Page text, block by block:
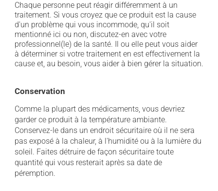
Chaque personne peut réagir différemment à un
traitement. Si vous croyez que ce produit est la cause
d'un problème qui vous incommode, qu'il soit
mentionné ici ou non, discutez-en avec votre
professionnel(le) de la santé. Il ou elle peut vous aider
à déterminer si votre traitement en est effectivement la
cause et, au besoin, vous aider à bien gérer la situation.
Conservation
Comme la plupart des médicaments, vous devriez
garder ce produit à la température ambiante.
Conservez-le dans un endroit sécuritaire où il ne sera
pas exposé à la chaleur, à l'humidité ou à la lumière du
soleil. Faites détruire de façon sécuritaire toute
quantité qui vous resterait après sa date de
péremption.